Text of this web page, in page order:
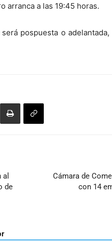
arranca a las 19:45 horas.
pospuesta o
de
Cámara de
con 14